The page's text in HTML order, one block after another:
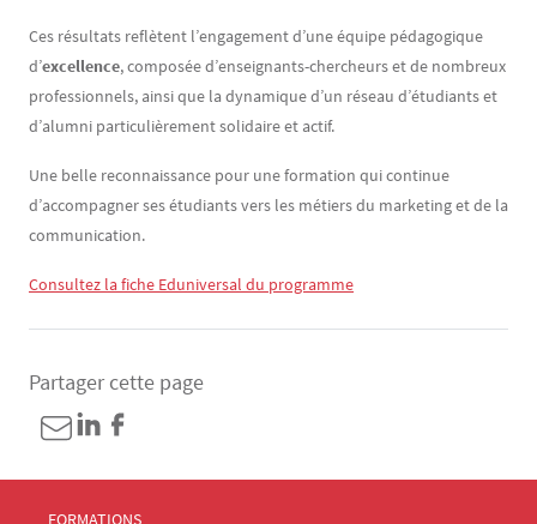
Ces résultats reflètent l’engagement d’une équipe pédagogique
d’excellence, composée d’enseignants-chercheurs et de nombreux
professionnels, ainsi que la dynamique d’un réseau d’étudiants et
d’alumni particulièrement solidaire et actif.
Une belle reconnaissance pour une formation qui continue
d’accompagner ses étudiants vers les métiers du marketing et de la
communication.
Consultez la fiche Eduniversal du programme
Partager cette page
Menu Footer Masters Marketing 1
FORMATIONS